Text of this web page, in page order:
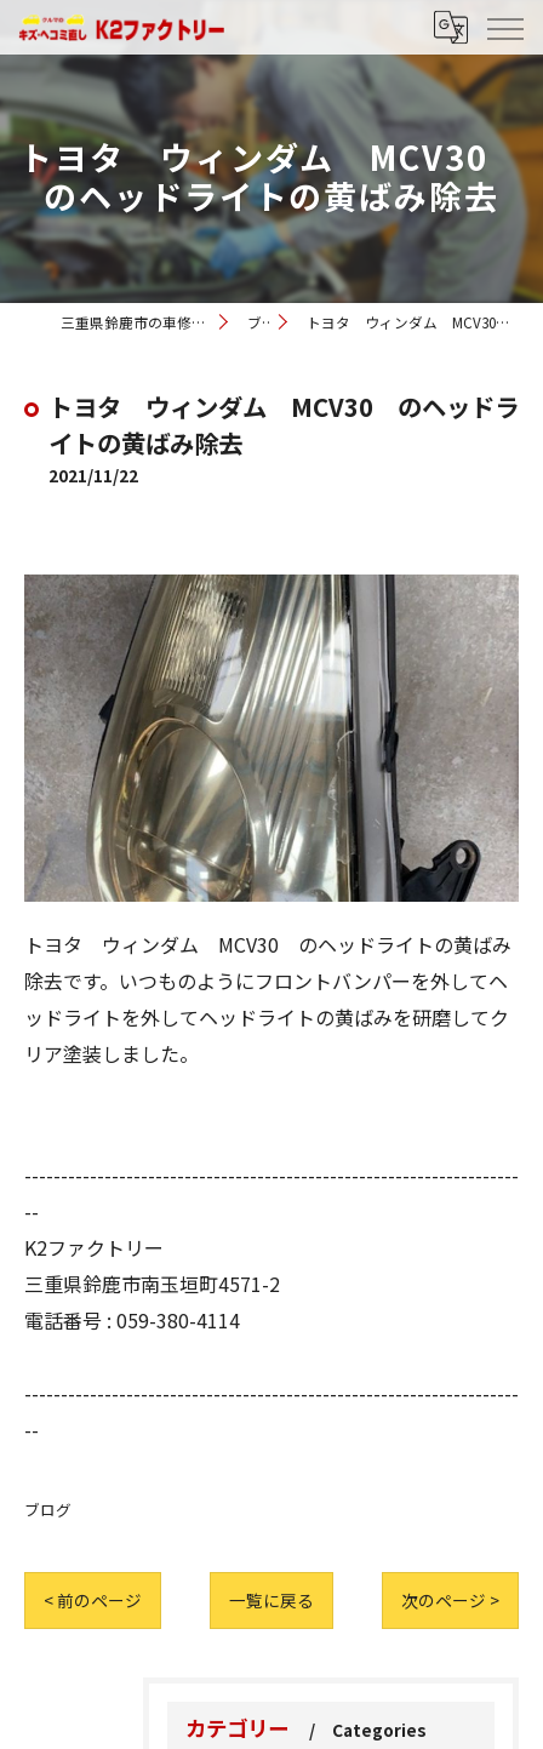
トヨタ ウィンダム MCV30
のヘッドライトの黄ばみ除去
三重県鈴鹿市の車修理ならK2ファクトリー ブログ トヨタ ウィンダム MCV30 のヘッドライトの黄ばみ除去
トヨタ ウィンダム MCV30 のヘッドラ
イトの黄ばみ除去
2021/11/22
トヨタ ウィンダム MCV30 のヘッドライトの黄ばみ
除去です。いつものようにフロントバンパーを外してヘ
ッドライトを外してヘッドライトの黄ばみを研磨してク
リア塗装しました。
--------------------------------------------------------------------
--
K2ファクトリー
三重県鈴鹿市南玉垣町4571-2
電話番号 : 059-380-4114
--------------------------------------------------------------------
--
ブログ
< 前のページ 一覧に戻る 次のページ >
カテゴリー Categories